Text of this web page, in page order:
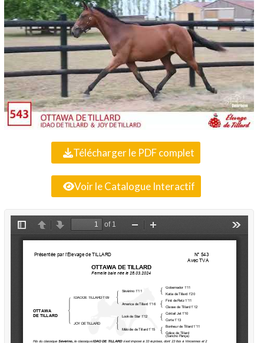
Télécharger le PDF complet
Voir le Catalogue Interactif